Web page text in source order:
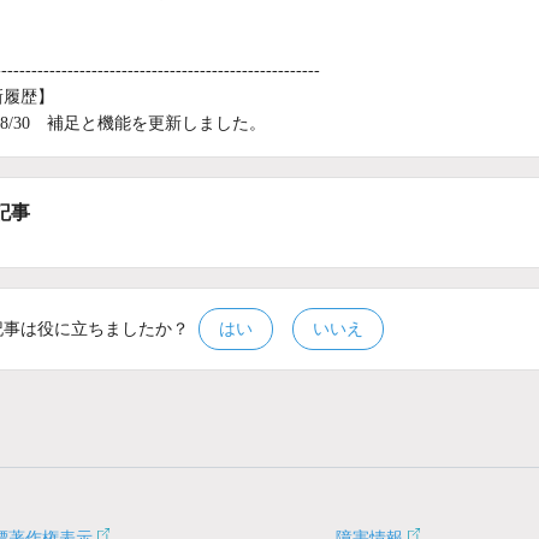
履歴】
30 補足と機能を更新しました。
事
事は役に立ちましたか？ はい いいえ